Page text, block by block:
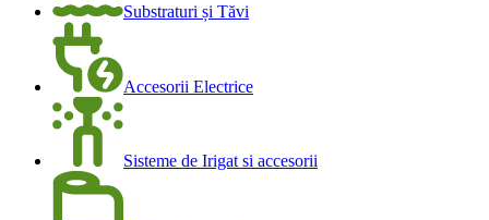
Substraturi și Tăvi
Accesorii Electrice
Sisteme de Irigat si accesorii